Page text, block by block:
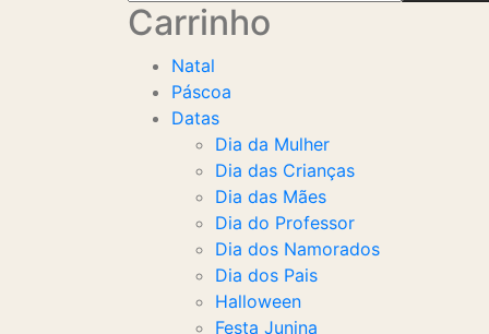
Carrinho
Natal
Páscoa
Datas
Dia da Mulher
Dia das Crianças
Dia das Mães
Dia do Professor
Dia dos Namorados
Dia dos Pais
Halloween
Festa Junina